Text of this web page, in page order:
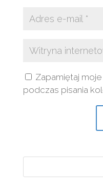
Zapamiętaj
podczas pisania